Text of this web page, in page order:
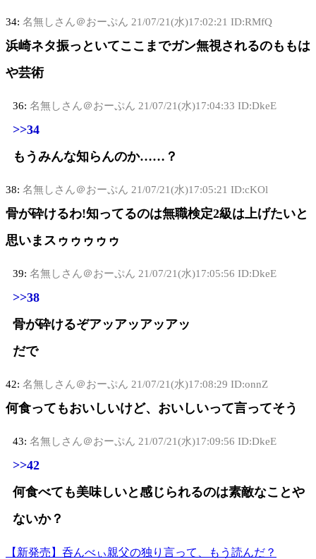
34: 名無しさん＠おーぷん 21/07/21(水)17:02:21 ID:RMfQ
浜崎ネタ振っといてここまでガン無視されるのももは
や芸術
36: 名無しさん＠おーぷん 21/07/21(水)17:04:33 ID:DkeE
>>34
もうみんな知らんのか……？
38: 名無しさん＠おーぷん 21/07/21(水)17:05:21 ID:cKOl
骨が砕けるわ!知ってるのは無職検定2級は上げたいと
思いまスゥゥゥゥゥ
39: 名無しさん＠おーぷん 21/07/21(水)17:05:56 ID:DkeE
>>38
骨が砕けるぞアッアッアッアッ
だで
42: 名無しさん＠おーぷん 21/07/21(水)17:08:29 ID:onnZ
何食ってもおいしいけど、おいしいって言ってそう
43: 名無しさん＠おーぷん 21/07/21(水)17:09:56 ID:DkeE
>>42
何食べても美味しいと感じられるのは素敵なことや
ないか？
【新発売】呑んべぃ親父の独り言って、もう読んだ？